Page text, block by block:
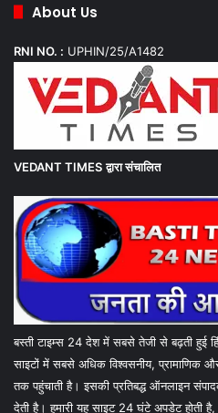
About Us
RNI NO. :UPHIN/25/A1482
VEDANT TIMES द्वारा संचालित
बस्ती टाइम्स 24 देश में सबसे तेजी से बढ़ती हुई
साइटों में सबसे अधिक विश्वसनीय, प्रामाणिक और
तक पहुंचाती है। इसकी प्रतिबद्ध ऑनलाइन